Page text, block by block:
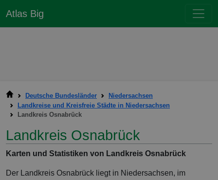
Atlas Big
Deutsche Bundesländer
Niedersachsen
Landkreise und Kreisfreie Städte in Niedersachsen
Landkreis Osnabrück
Landkreis Osnabrück
Karten und Statistiken von Landkreis Osnabrück
Der Landkreis Osnabrück liegt in Niedersachsen, im